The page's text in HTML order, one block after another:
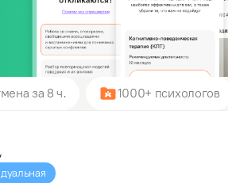
за 8 ч. 1000+ психологов